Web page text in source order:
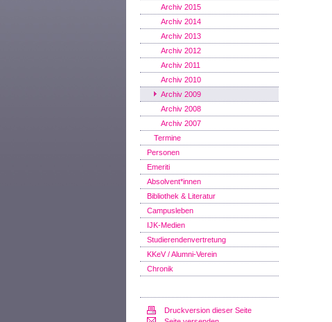
Archiv 2015
Archiv 2014
Archiv 2013
Archiv 2012
Archiv 2011
Archiv 2010
Archiv 2009
Archiv 2008
Archiv 2007
Termine
Personen
Emeriti
Absolvent*innen
Bibliothek & Literatur
Campusleben
IJK-Medien
Studierendenvertretung
KKeV / Alumni-Verein
Chronik
Druckversion dieser Seite